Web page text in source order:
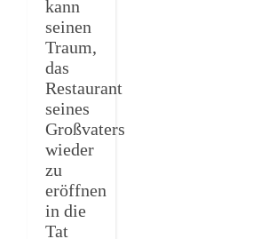
kann
seinen
Traum,
das
Restaurant
seines
Großvaters
wieder
zu
eröffnen
in die
Tat